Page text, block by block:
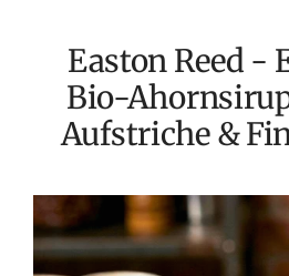
Easton Reed - Exklusiver
Bio-
Aufstriche &
Reed